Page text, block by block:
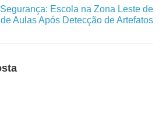
Escola na Zona Leste de
Aulas Após Detecção de Artefatos